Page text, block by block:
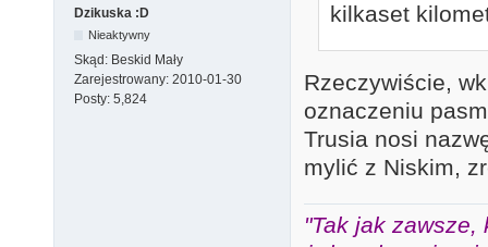
Dzikuska :D
Nieaktywny
Skąd: Beskid Mały
Zarejestrowany: 2010-01-30
Posty: 5,824
kilkaset
Rzeczywiście,
oznaczeniu
Trusia nosi
mylić z Niskim,
"Tak jak zawsze,